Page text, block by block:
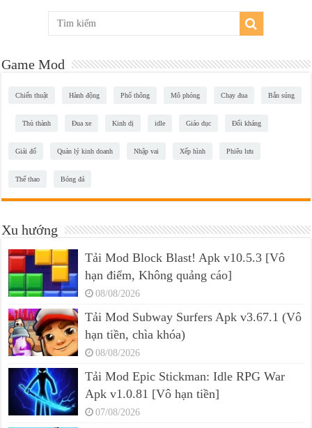
Game Mod
Chiến thuật Hành động Phổ thông Mô phỏng Chạy đua Bắn súng
Thủ thành Đua xe Kinh dị idle Giáo dục Đối kháng
Giải đố Quản lý kinh doanh Nhập vai Xếp hình Phiêu lưu
Thể thao Bóng đá
Xu hướng
Tải Mod Block Blast! Apk v10.5.3 [Vô
hạn điểm, Không quảng cáo]
08/08/2026
Tải Mod Subway Surfers Apk v3.67.1 (Vô
hạn tiền, chìa khóa)
08/08/2026
Tải Mod Epic Stickman: Idle RPG War
Apk v1.0.81 [Vô hạn tiền]
07/08/2026